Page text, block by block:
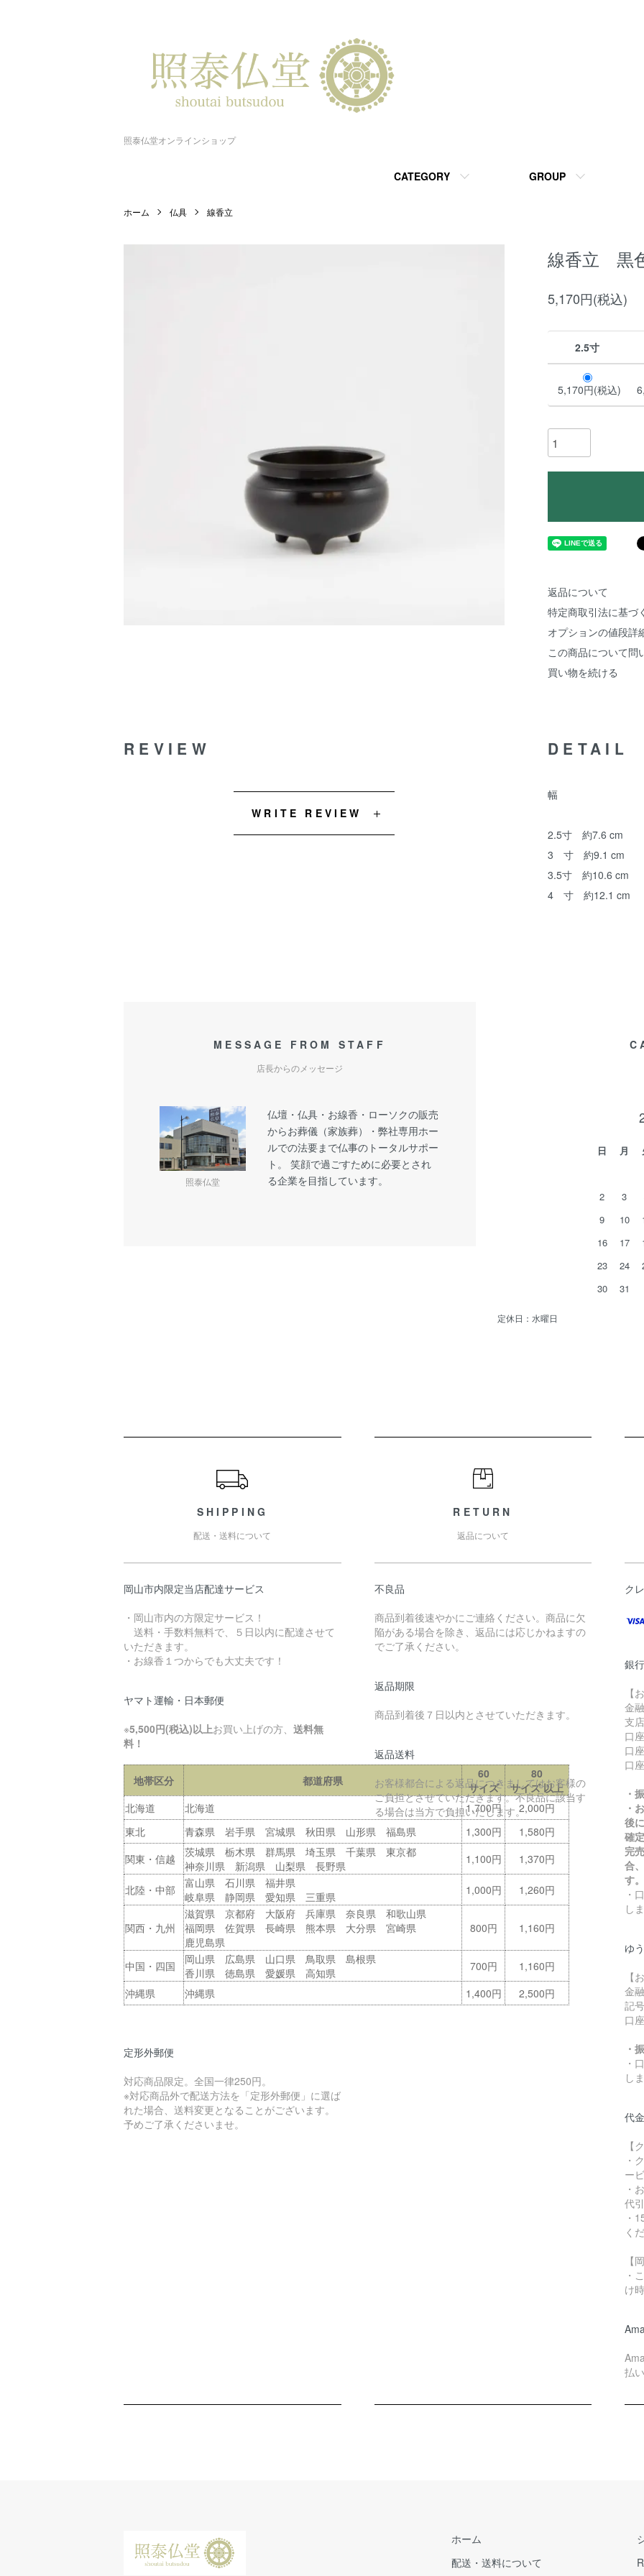
照泰仏堂オンラインショップ
CATEGORY GROUP
ホーム 仏具 線香立
線香立 黒
5,170円(税込)
2.5寸
5,170円(税込)
返品について
特定商取引法に基づ
オプションの値段詳
この商品について問
買い物を続ける
DETAIL
幅
2.5寸 約7.6 cm
3 寸 約9.1 cm
3.5寸 約10.6 cm
4 寸 約12.1 cm
REVIEW
WRITE REVIEW
MESSAGE FROM STAFF
店長からのメッセージ
照泰仏堂
仏壇・仏具・お線香・ローソクの販売
からお葬儀（家族葬）・弊社専用ホー
ルでの法要まで仏事のトータルサポー
ト。 笑顔で過ごすために必要とされ
る企業を目指しています。
日 月
2
3
9
10
16
17
23
24
30
31
定休日：水曜日
SHIPPING
配送・送料について
岡山市内限定当店配達サービス
・岡山市内の方限定サービス！
送料・手数料無料で、５日以内に配達させて
いただきます。
・お線香１つからでも大丈夫です！
ヤマト運輸・日本郵便
※5,500円(税込)以上お買い上げの方、 送料無
料！
地帯区分 都道府県
60
サイズ
80
サイズ 以上
北海道
北海道 1,700円
2,000円
東北
青森県 岩手県 宮城県 秋田県 山形県 福島県 1,300円
1,580円
関東・信越
茨城県 栃木県 群馬県 埼玉県 千葉県 東京都
神奈川県 新潟県 山梨県 長野県
1,100円 1,370円
北陸・中部
富山県 石川県 福井県
岐阜県 静岡県 愛知県 三重県
1,000円 1,260円
関西・九州
滋賀県 京都府 大阪府 兵庫県 奈良県 和歌山県
福岡県 佐賀県 長崎県 熊本県 大分県 宮崎県
鹿児島県
800円 1,160円
中国・四国
岡山県 広島県 山口県 鳥取県 島根県
香川県 徳島県 愛媛県 高知県
700円
1,160円
沖縄県
沖縄県 1,400円 2,500円
定形外郵便
対応商品限定。全国一律250円。
※対応商品外で配送方法を「定形外郵便」に選ば
れた場合、送料変更となることがございます。
予めご了承くださいませ。
RETURN
返品について
不良品
商品到着後速やかにご連絡ください。商品に欠
陥がある場合を除き、返品には応じかねますの
でご了承ください。
返品期限
商品到着後７日以内とさせていただきます。
返品送料
お客様都合による返品につきましてはお客様の
ご負担とさせていただきます。不良品に該当す
る場合は当方で負担いたします。
ク
銀
【
金
支
口
口
口
・
・
後
確
完
合
す。
・
し
ゆ
【
金
記
口
・
・
し
代
【
・
ー
・
代
・
く
【
・
け
払
ホーム
配送・送料について